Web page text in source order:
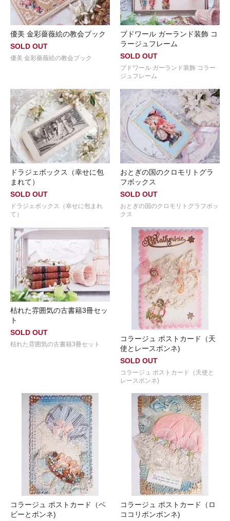
優美 金彩薔薇絵の教会ブック
SOLD OUT
優美 金彩薔薇絵の教会ブック
ブドワール ガーランド装飾 コ
ラージュフレーム
SOLD OUT
ブドワール ガーランド装飾 コラー
ジュフレーム
ドラジェボックス（幸せに包
まれて）
SOLD OUT
ドラジェボックス（幸せに包まれ
て）
おとぎの国のクロモリトグラ
フボックス
SOLD OUT
おとぎの国のクロモリトグラフボッ
クス
枯れた雰囲気の古書籍3冊セッ
ト
SOLD OUT
枯れた雰囲気の古書籍3冊セット
コラージュ ポストカード（天
使とレースボンネ)
SOLD OUT
コラージュ ポストカード（天使と
レースボンネ)
コラージュ ポストカード（ベ
ビーとボンネ)
コラージュ ポストカード（ロ
ココリボンボンネ)